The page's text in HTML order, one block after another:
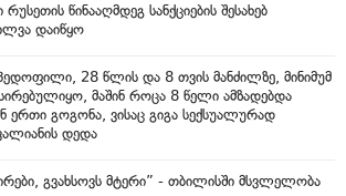
რუსეთის წინააღმდეგ სანქციების შესახებ
დაიწყო
28 წლის და 8 თვის მანძილზე, მინიმუმ
მაშინ როცა 8 წელი ამზადებდა
ერთი გოგონა, ვისაც გიგა სექსუალურად
დედა
გვახსოვს მტერი” - თბილისში მსვლელობა